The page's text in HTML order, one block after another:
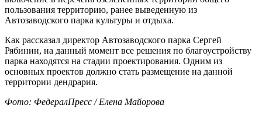
пользования территорию, ранее выведенную из
Автозаводского парка культуры и отдыха.
Как рассказал директор Автозаводского парка Сергей
Рябинин, на данный момент все решения по благоустройству
парка находятся на стадии проектирования. Одним из
основных проектов должно стать размещение на данной
территории дендрария.
Фото: ФедералПресс / Елена Майорова